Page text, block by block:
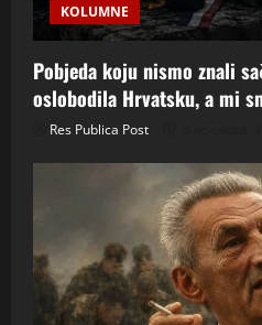
KOLUMNE
Pobjeda koju nismo znali
oslobodila Hrvatsku, a mi
Res Publica Post